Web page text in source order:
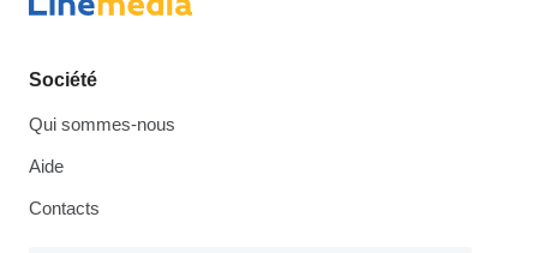
Société
Qui sommes-nous
Aide
Contacts